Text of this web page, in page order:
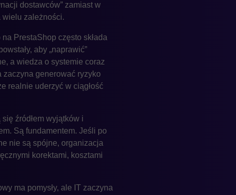
dostawców” zamiast w
wielu zależności.
PrestaShop często składa
aby „naprawić”
a wiedza o systemie coraz
zaczyna generować ryzyko
realnie uderzyć w ciągłość
źródłem wyjątków i
Są fundamentem. Jeśli po
nie są spójne, organizacja
korektami, kosztami
ma pomysły, ale IT zaczyna